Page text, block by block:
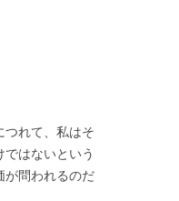
つれて、私はそ
はないという
が問われるのだ